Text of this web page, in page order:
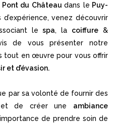
Pont du Châteaudans le Puy-
venez découvrir
lespa, la coiffure &
de vous présenter notre
tout en œuvre pour vous offrir
et d’évasion.
par sa volonté de fournir des
de créer une ambiance
de prendre soin de